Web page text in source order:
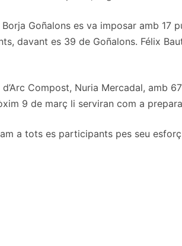
Goñalons es va imposar amb
davant es 39 de Goñalons. Félix
Compost, Nuria Mercadal, amb
9 de març li serviran com a
a tots es participants pes seu